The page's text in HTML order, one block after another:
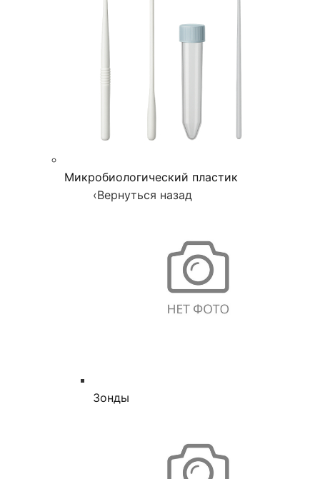
Микробиологический пластик
‹Вернуться назад
Зонды